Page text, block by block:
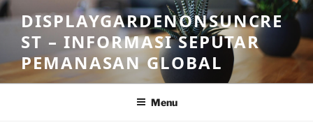
Skip
to
content
DISPLAYGARDENONSUNCRE
ST – INFORMASI SEPUTAR
PEMANASAN GLOBAL
Menu